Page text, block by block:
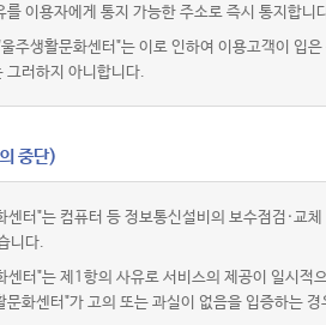
를 이용자에게 통지 가능한 주소로 즉시 통지합니
주생활문화센터"는 이로 인하여 이용고객이 입
그러하지 아니합니다.
중단)
센터"는 컴퓨터 등 정보통신설비의 보수점검·교
니다.
센터"는 제1항의 사유로 서비스의 제공이 일시적
문화센터"가 고의 또는 과실이 없음을 입증하는